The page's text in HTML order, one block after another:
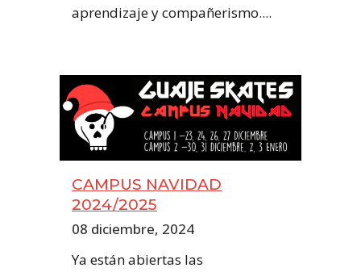
aprendizaje y compañerismo....
CAMPUS NAVIDAD
2024/2025
08 diciembre, 2024
Ya están abiertas las